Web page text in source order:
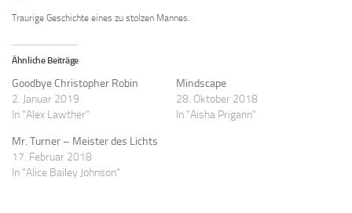
Traurige Geschichte eines zu stolzen Mannes.
Ähnliche Beiträge
Goodbye Christopher Robin
2. Januar 2019
In "Alex Lawther"
Mindscape
28. Oktober 2018
In "Aisha Prigann"
Mr. Turner – Meister des Lichts
17. Februar 2018
In "Alice Bailey Johnson"